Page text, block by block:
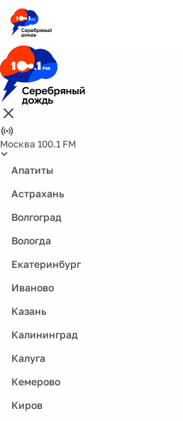
Москва 100.1 FM
Апатиты
Астрахань
Волгоград
Вологда
Екатеринбург
Иваново
Казань
Калининград
Калуга
Кемерово
Киров